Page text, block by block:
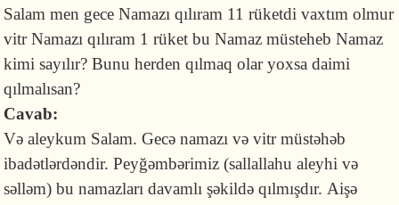
Salam men gece Namazı qılıram 11 rüketdi vaxtım olmur
vitr Namazı qılıram 1 rüket bu Namaz müsteheb Namaz
kimi sayılır? Bunu herden qılmaq olar yoxsa daimi
qılmalısan?
Cavab:
Və aleykum Salam. Gecə namazı və vitr müstəhəb
ibadətlərdəndir. Peyğəmbərimiz (sallallahu aleyhi və
səlləm) bu namazları davamlı şəkildə qılmışdır. Aişə